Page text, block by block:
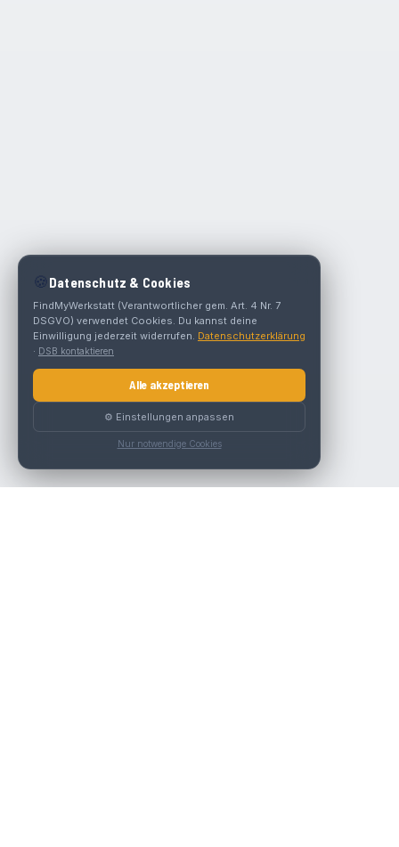
🍪 Datenschutz & Cookies
FindMyWerkstatt (Verantwortlicher gem. Art. 4 Nr. 7
DSGVO) verwendet Cookies. Du kannst deine
Einwilligung jederzeit widerrufen. Datenschutzerklärung
· DSB kontaktieren
Alle akzeptieren
⚙️ Einstellungen anpassen
Nur notwendige Cookies